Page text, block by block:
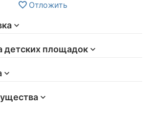
Отложить
детских площадок